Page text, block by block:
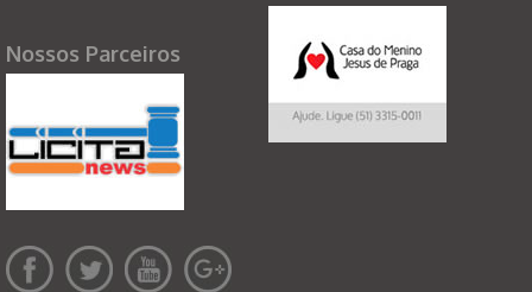
Nossos Parceiros